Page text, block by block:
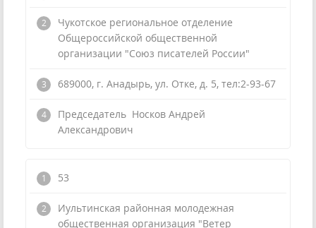
Чукотское региональное отделение
Общероссийской общественной
организации "Союз писателей России"
689000, г. Анадырь, ул. Отке, д. 5, тел:2-93-67
Председатель Носков Андрей
Александрович
53
Иультинская районная молодежная
общественная организация "Ветер